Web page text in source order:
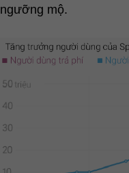
ngưỡng mộ.